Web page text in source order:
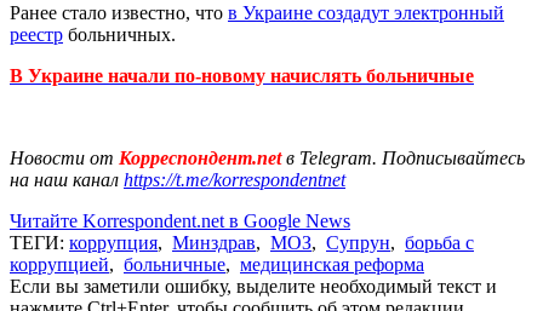
Ранее стало известно, что в Украине создадут электронный
реестр больничных.
В Украине начали по-новому начислять больничные
Новости от Корреспондент.netв Telegram. Подписывайтесь
на наш канал https://t.me/korrespondentnet
Читайте Korrespondent.net в Google News
ТЕГИ: коррупция, Минздрав, МОЗ, Супрун, борьба с
коррупцией, больничные, медицинская реформа
Если вы заметили ошибку, выделите необходимый текст и